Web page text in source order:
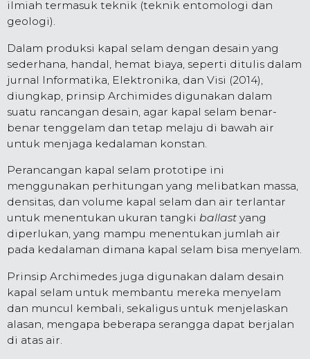
ilmiah termasuk teknik (teknik entomologi dan
geologi).
Dalam produksi kapal selam dengan desain yang
sederhana, handal, hemat biaya, seperti ditulis dalam
jurnal Informatika, Elektronika, dan Visi (2014),
diungkap, prinsip Archimides digunakan dalam
suatu rancangan desain, agar kapal selam benar-
benar tenggelam dan tetap melaju di bawah air
untuk menjaga kedalaman konstan.
Perancangan kapal selam prototipe ini
menggunakan perhitungan yang melibatkan massa,
densitas, dan volume kapal selam dan air terlantar
untuk menentukan ukuran tangki ballast yang
diperlukan, yang mampu menentukan jumlah air
pada kedalaman dimana kapal selam bisa menyelam.
Prinsip Archimedes juga digunakan dalam desain
kapal selam untuk membantu mereka menyelam
dan muncul kembali, sekaligus untuk menjelaskan
alasan, mengapa beberapa serangga dapat berjalan
di atas air.